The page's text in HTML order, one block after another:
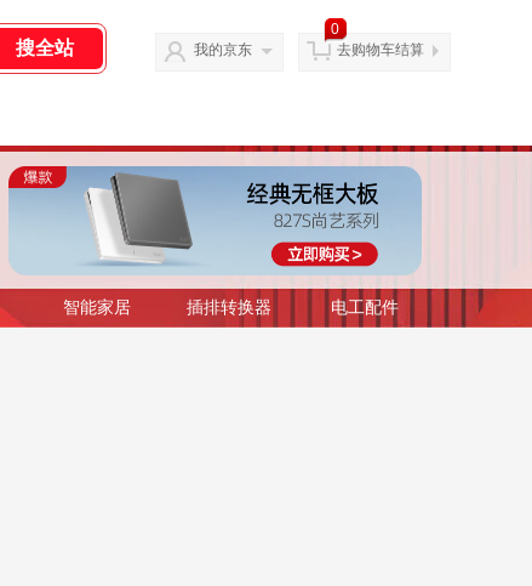
我的京东
0
去购物车结算
智能家居 插排转换器 电工配件